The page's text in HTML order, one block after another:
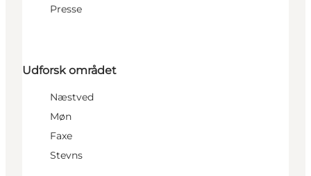
Presse
Udforsk området
Næstved
Møn
Faxe
Stevns